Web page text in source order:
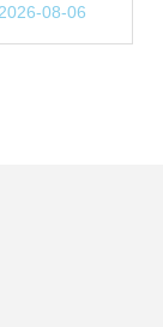
权威选择
08-06